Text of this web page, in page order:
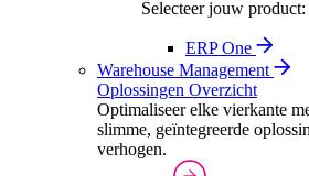
Selecteer jouw product:
ERP One
Warehouse Management
Oplossingen Overzicht
Optimaliseer elke vierkante
slimme, geïntegreerde
verhogen.